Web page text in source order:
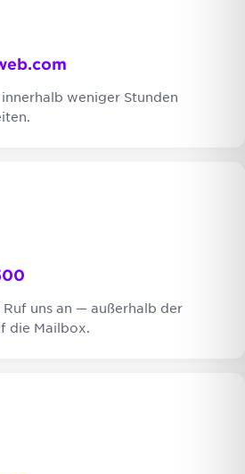
weniger Stunden
uns an — außerhalb der
die Mailbox.